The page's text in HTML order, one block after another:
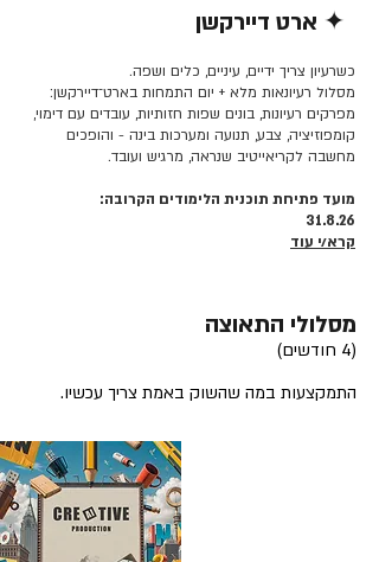
✦ ארט דיירקשן
כשרעיון צריך ידיים, עיניים, כלים ושפה.
מסלול רעיונאות מלא + יום התמחות בארט־דיירקשן:
מפרקים רעיונות, בונים שפות חזותיות, עובדים עם דימוי,
קומפוזיציה, צבע, תנועה ומערכות בינה - והופכים
מחשבה לקריאייטיב שנראה, מרגיש ועובד.
מועד פתיחת תוכנית הלימודים הקרובה:
31.8.26
קרא/י עוד
מסלולי התאוצה
(4 חודשים)
התמקצעות במה שהשוק באמת צריך עכשיו.